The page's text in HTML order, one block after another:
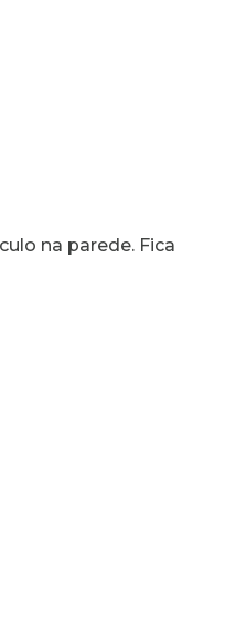
na parede. Fica